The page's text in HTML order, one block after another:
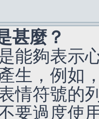
甚麼？
能夠表示
生，例如
情符號的
要過度使